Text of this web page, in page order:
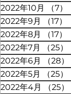
2022年10月
（7）
2022年9月
（17）
2022年8月
（17）
2022年7月
（25）
2022年6月
（28）
2022年5月
（25）
2022年4月
（25）